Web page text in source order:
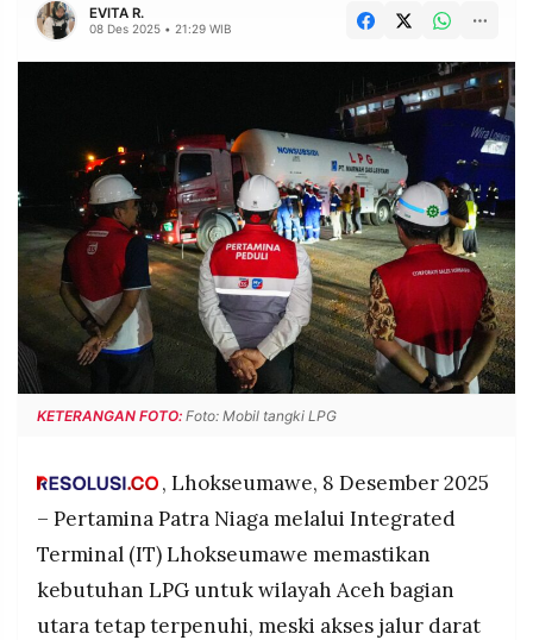
FINANSIA PERSONA
DAERAH NASIONAL
INFORMASI
PRIVACY
POLICY
BERITA
WARGA
INFORMASI
IKLAN
KIRIM
TULISAN
PENGADUAN TERM
OF
SERVICE
KAMI
EVITA R.
08 Des 2025 • 21:29 WIB
KETERANGAN FOTO: Foto: Mobil tangki LPG
, Lhokseumawe, 8 Desember 2025
– Pertamina Patra Niaga melalui Integrated
Terminal (IT) Lhokseumawe memastikan
kebutuhan LPG untuk wilayah Aceh bagian
utara tetap terpenuhi, meski akses jalur darat